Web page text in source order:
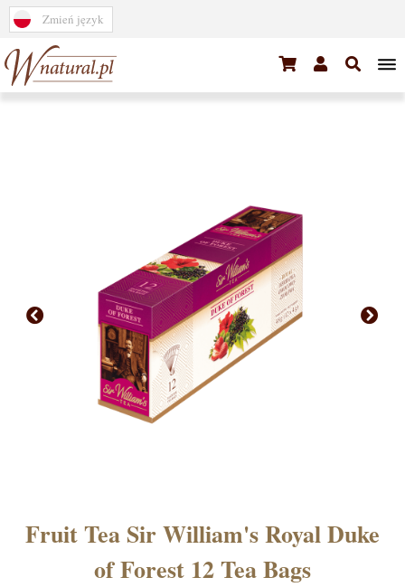
Zmień język
Bargain
Horeca/Office
Porcelain
Gifts
Fruit Tea Sir William's Royal Duke
of Forest 12 Tea Bags